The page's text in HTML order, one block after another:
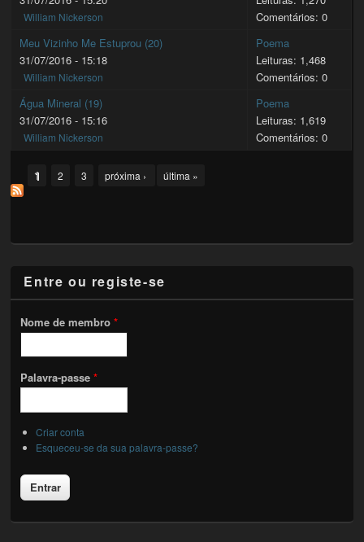
William Nickerson
Comentários: 0
Meu Vizinho Me Estuprou (20)
31/07/2016 - 15:18
William Nickerson
Poema
Leituras: 1,468
Comentários: 0
Água Mineral (19)
31/07/2016 - 15:16
William Nickerson
Poema
Leituras: 1,619
Comentários: 0
Pages
1 2 3 próxima › última »
Entre ou registe-se
Nome de membro*
Palavra-passe*
Criar conta
Esqueceu-se da sua palavra-passe?